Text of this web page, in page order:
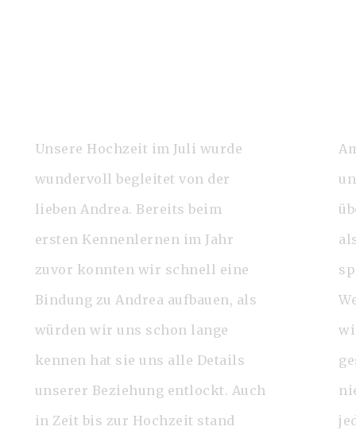
Unsere Hochzeit im Juli wurde
wundervoll begleitet von der
lieben Andrea. Bereits beim
ersten Kennenlernen im Jahr
zuvor konnten wir schnell eine
Bindung zu Andrea aufbauen, als
würden wir uns schon lange
kennen hat sie uns alle Details
unserer Beziehung entlockt. Auch
in Zeit bis zur Hochzeit stand